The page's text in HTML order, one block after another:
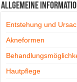
Allgemeine
Entstehung und
Akneformen
Hautpflege